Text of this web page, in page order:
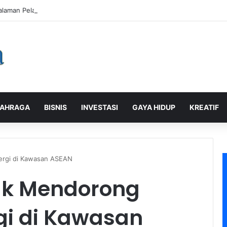
Pelanggan, PLN Icon Plus Sabet Tiga Penghargaan CCW 2026
BISNIS INVESTASI GAYA HIDUP KREATIF
di Kawasan ASEAN
Mendorong
di Kawasan